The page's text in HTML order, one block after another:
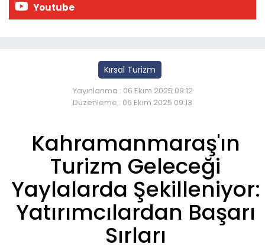
Youtube
Kırsal Turizm
Yayınlanma : 06 Ekim 2025 09:12
Düzenleme : 06 Ekim 2025 09:13
Kahramanmaraş'ın
Turizm Geleceği
Yaylalarda Şekilleniyor:
Yatırımcılardan Başarı
Sırları